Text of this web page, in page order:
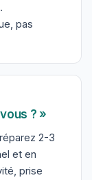
pas
? »
2-3
et en
prise